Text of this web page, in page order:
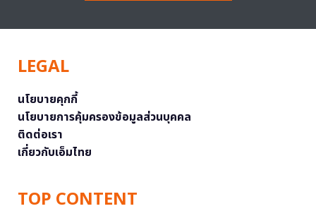
LEGAL
นโยบายคุกกี้
นโยบายการคุ้มครองข้อมูลส่วนบุคคล
ติดต่อเรา
เกี่ยวกับเอ็มไทย
TOP CONTENT